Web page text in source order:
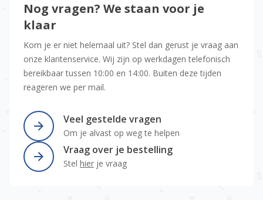
Nog vragen? We staan voor je
klaar
Kom je er niet helemaal uit? Stel dan gerust je vraag aan
onze klantenservice. Wij zijn op werkdagen telefonisch
bereikbaar tussen 10:00 en 14:00. Buiten deze tijden
reageren we per mail.
Veel gestelde vragen
Om je alvast op weg te helpen
Vraag over je bestelling
Stel hier je vraag